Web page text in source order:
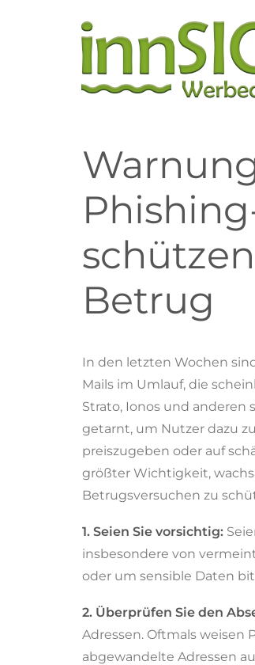
Betrug
In den letzten Wochen
Mails im Umlauf, die
Strato, Ionos und anderen
getarnt, um Nutzer dazu
preiszugeben oder auf
größter Wichtigkeit,
Betrugsversuchen zu
1. Seien Sie vorsichtig:
insbesondere von
oder um sensible Daten
2. Überprüfen Sie den
Adressen. Oftmals weisen
abgewandelte Adressen